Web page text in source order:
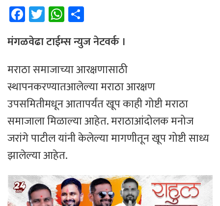
Fa
ce
b
o
ok
T
wi
tt
er
W
h
at
sA
p
p
ar
e
मंगळवेढा टाईम्स न्युज नेटवर्क ।
मराठा समाजाच्या आरक्षणासाठी
स्थापनकरण्यातआलेल्या मराठा आरक्षण
उपसमितीमधून आतापर्यंत खूप काही गोष्टी मराठा
समाजाला मिळाल्या आहेत. मराठाआंदोलक मनोज
जरांगे पाटील यांनी केलेल्या मागणीतून खूप गोष्टी साध्य
झालेल्या आहेत.